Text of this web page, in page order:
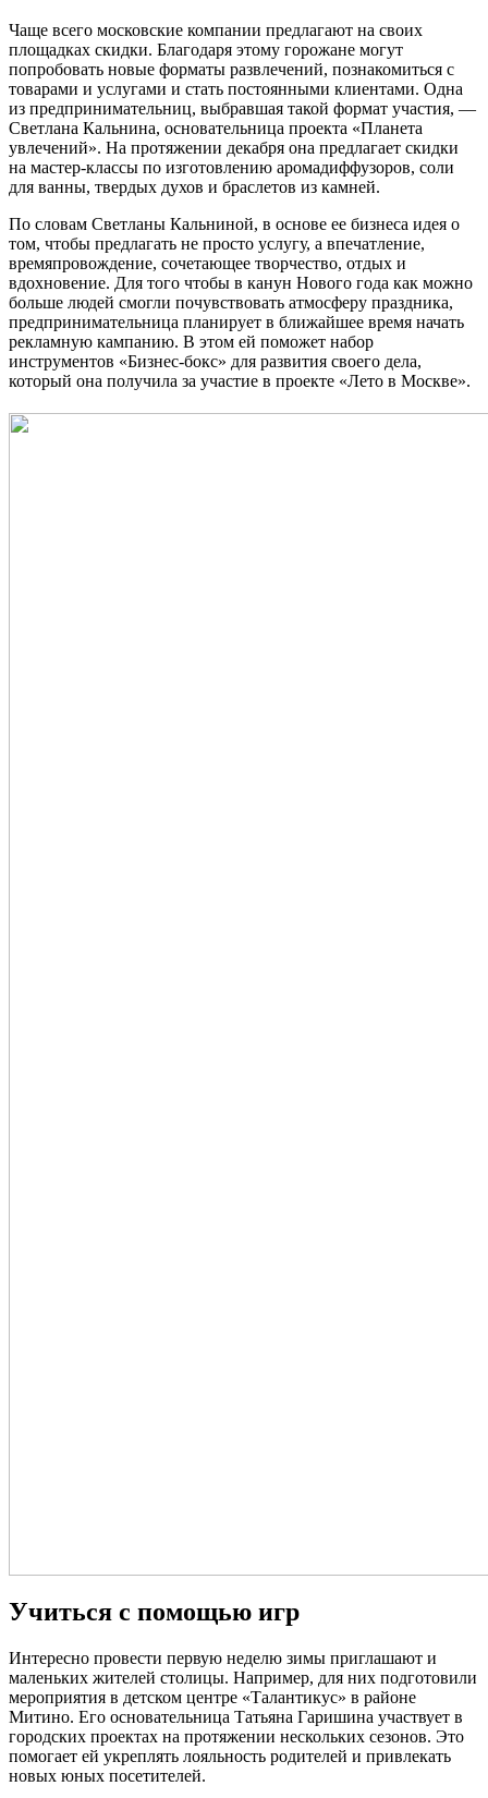
Чаще всего московские компании предлагают на своих
площадках скидки. Благодаря этому горожане могут
попробовать новые форматы развлечений, познакомиться с
товарами и услугами и стать постоянными клиентами. Одна
из предпринимательниц, выбравшая такой формат участия, —
Светлана Кальнина, основательница проекта «Планета
увлечений». На протяжении декабря она предлагает скидки
на мастер-классы по изготовлению аромадиффузоров, соли
для ванны, твердых духов и браслетов из камней.
По словам Светланы Кальниной, в основе ее бизнеса идея о
том, чтобы предлагать не просто услугу, а впечатление,
времяпровождение, сочетающее творчество, отдых и
вдохновение. Для того чтобы в канун Нового года как можно
больше людей смогли почувствовать атмосферу праздника,
предпринимательница планирует в ближайшее время начать
рекламную кампанию. В этом ей поможет набор
инструментов «Бизнес-бокс» для развития своего дела,
который она получила за участие в проекте «Лето в Москве».
Учиться с помощью игр
Интересно провести первую неделю зимы приглашают и
маленьких жителей столицы. Например, для них подготовили
мероприятия в детском центре «Талантикус» в районе
Митино. Его основательница Татьяна Гаришина участвует в
городских проектах на протяжении нескольких сезонов. Это
помогает ей укреплять лояльность родителей и привлекать
новых юных посетителей.